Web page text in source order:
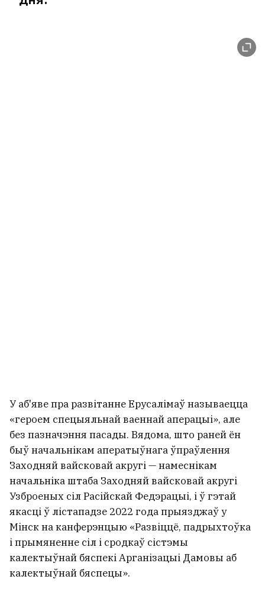
У аб'яве пра развітанне Ерусалімаў называецца
«героем спецыяльнай ваеннай аперацыі», але
без пазначэння пасады. Вядома, што раней ён
быў начальнікам аператыўнага ўпраўлення
Заходняй вайсковай акругі — намеснікам
начальніка штаба Заходняй вайсковай акругі
Узброеных сіл Расійскай Федэрацыі, і ў гэтай
якасці ў лістападзе 2022 года прыязджаў у
Мінск на канферэнцыю «Развіццё, падрыхтоўка
і прымяненне сіл і сродкаў сістэмы
калектыўнай бяспекі Арганізацыі Дамовы аб
калектыўнай бяспецы».